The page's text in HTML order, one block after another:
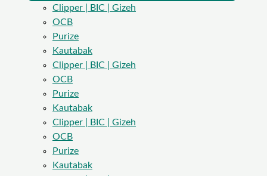
Clipper | BIC | Gizeh
OCB
Purize
Kautabak
Clipper | BIC | Gizeh
OCB
Purize
Kautabak
Clipper | BIC | Gizeh
OCB
Purize
Kautabak